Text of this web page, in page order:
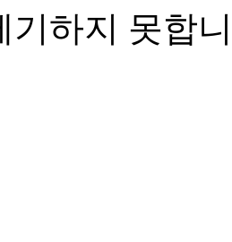
기하지 못합